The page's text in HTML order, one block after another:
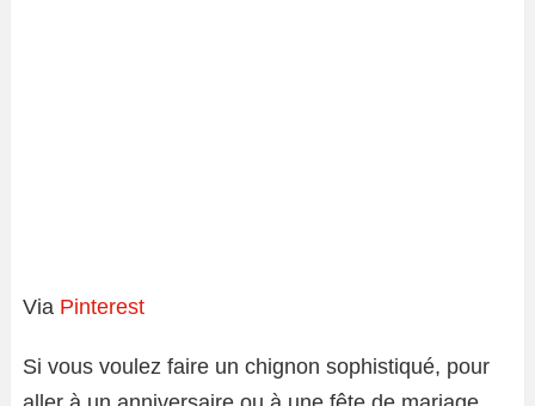
Via Pinterest
Si vous voulez faire un chignon sophistiqué, pour